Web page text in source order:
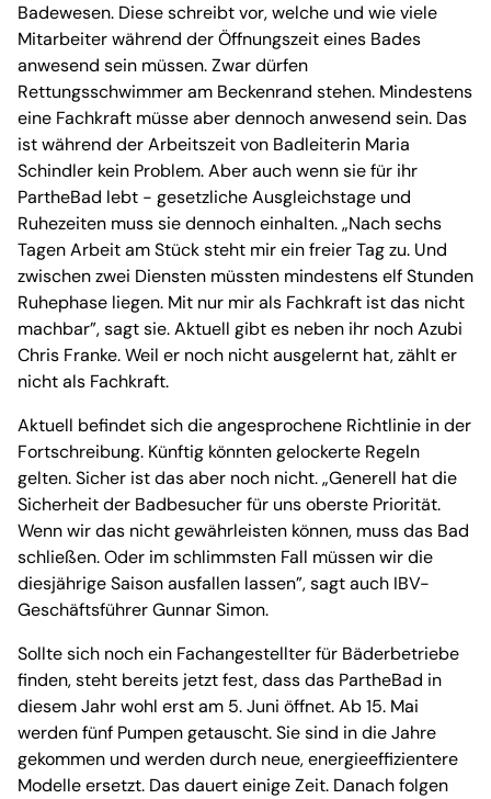
Badewesen. Diese schreibt vor, welche und wie viele
Mitarbeiter während der Öffnungszeit eines Bades
anwesend sein müssen. Zwar dürfen
Rettungsschwimmer am Beckenrand stehen. Mindestens
eine Fachkraft müsse aber dennoch anwesend sein. Das
ist während der Arbeitszeit von Badleiterin Maria
Schindler kein Problem. Aber auch wenn sie für ihr
PartheBad lebt - gesetzliche Ausgleichstage und
Ruhezeiten muss sie dennoch einhalten. „Nach sechs
Tagen Arbeit am Stück steht mir ein freier Tag zu. Und
zwischen zwei Diensten müssten mindestens elf Stunden
Ruhephase liegen. Mit nur mir als Fachkraft ist das nicht
machbar”, sagt sie. Aktuell gibt es neben ihr noch Azubi
Chris Franke. Weil er noch nicht ausgelernt hat, zählt er
nicht als Fachkraft.
Aktuell befindet sich die angesprochene Richtlinie in der
Fortschreibung. Künftig könnten gelockerte Regeln
gelten. Sicher ist das aber noch nicht. „Generell hat die
Sicherheit der Badbesucher für uns oberste Priorität.
Wenn wir das nicht gewährleisten können, muss das Bad
schließen. Oder im schlimmsten Fall müssen wir die
diesjährige Saison ausfallen lassen”, sagt auch IBV-
Geschäftsführer Gunnar Simon.
Sollte sich noch ein Fachangestellter für Bäderbetriebe
finden, steht bereits jetzt fest, dass das PartheBad in
diesem Jahr wohl erst am 5. Juni öffnet. Ab 15. Mai
werden fünf Pumpen getauscht. Sie sind in die Jahre
gekommen und werden durch neue, energieeffizientere
Modelle ersetzt. Das dauert einige Zeit. Danach folgen